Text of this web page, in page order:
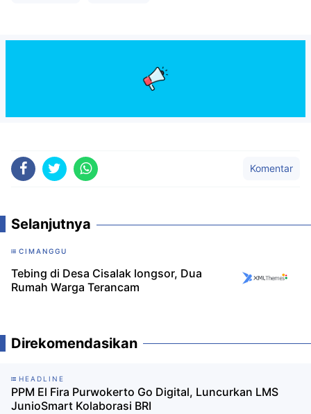
Komentar
Selanjutnya
CIMANGGU
Tebing di Desa Cisalak longsor, Dua
Rumah Warga Terancam
Direkomendasikan
HEADLINE
PPM El Fira Purwokerto Go Digital, Luncurkan LMS
JunioSmart Kolaborasi BRI